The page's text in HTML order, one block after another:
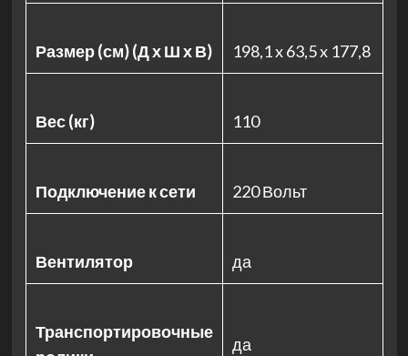
Размер (см) (Д х Ш х В) 198,1 x 63,5 x 177,8
Вес (кг) 110
Подключение к сети 220 Вольт
Вентилятор да
Транспортировочные
да